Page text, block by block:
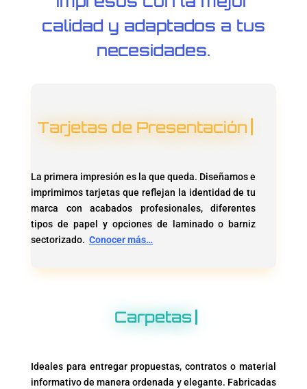
calidad y adaptados a tus
necesidades.
Tarjetas de Presentación
La primera impresión es la que queda. Diseñamos e
imprimimos tarjetas que reflejan la identidad de tu
marca con acabados profesionales, diferentes
tipos de papel y opciones de laminado o barniz
sectorizado. Conocer más…
Carpetas
Ideales para entregar propuestas, contratos o material
informativo de manera ordenada y elegante. Fabricadas